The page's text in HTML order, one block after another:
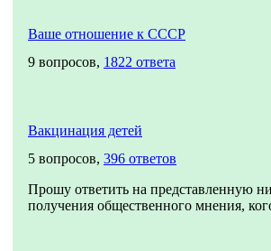
Ваше отношение к СССР
9 вопросов, 1822 ответа
Вакцинация детей
5 вопросов, 396 ответов
Прошу ответить на представленную
получения общественного мнения,